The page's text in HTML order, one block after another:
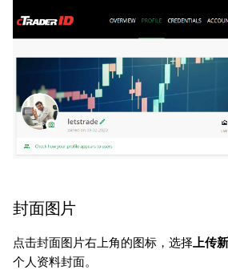
封面图片
点击封面图片右上角的图标，选择上传
个人资料封面。